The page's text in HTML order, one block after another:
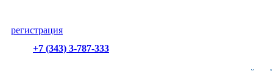
регистрация
+7 (343) 3-787-333